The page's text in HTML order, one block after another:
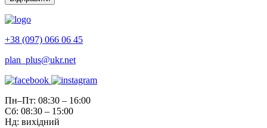
+38 (097) 066 06 45
plan_plus@ukr.net
Пн–Пт: 08:30 – 16:00
Сб: 08:30 – 15:00
Нд: вихідний